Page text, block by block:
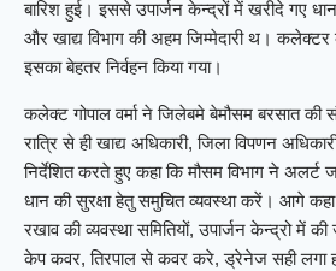
बारिश हुई। इससे उपार्जन केन्द्रों में खरीदे गए
और खाद्य विभाग की अहम जिम्मेदारी थ। कलेक्टर के
इसका बेहतर निर्वहन किया गया।
कलेक्ट गोपाल वर्मा ने जिलेबमे बेमौसम बरसात की
रात्रि से ही खाद्य अधिकारी, जिला विपणन
निर्देशित करते हुए कहा कि मौसम विभाग ने अलर्ट
धान की सुरक्षा हेतु समुचित व्यवस्था करें। आगे
रखाव की व्यवस्था समितियों, उपार्जन केन्द्रो में
केप कवर, तिरपाल से कवर करे, ड्रेनेज सही लगा